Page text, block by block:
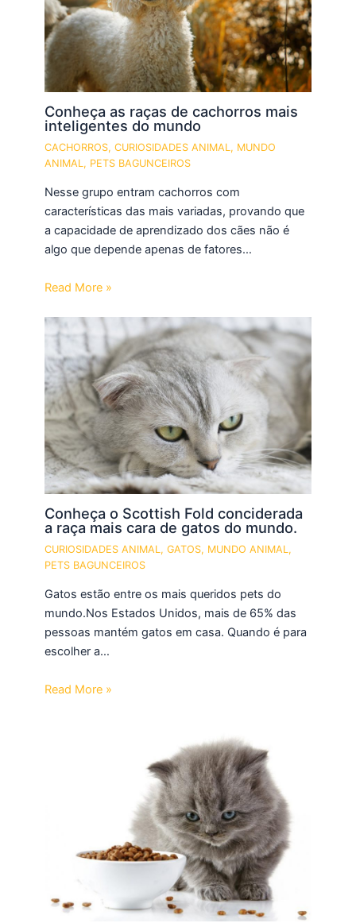
Conheça as raças de cachorros mais
inteligentes do mundo
CACHORROS,CURIOSIDADES ANIMAL , MUNDO
ANIMAL , PETS BAGUNCEIROS
Nesse grupo entram cachorros com
características das mais variadas, provando que
a capacidade de aprendizado dos cães não é
algo que depende apenas de fatores…
Read More »
Conheça o Scottish Fold conciderada
a raça mais cara de gatos do mundo.
CURIOSIDADES ANIMAL ,GATOS, MUNDO ANIMAL ,
PETS BAGUNCEIROS
Gatos estão entre os mais queridos pets do
mundo.Nos Estados Unidos, mais de 65% das
pessoas mantém gatos em casa. Quando é para
escolher a…
Read More »